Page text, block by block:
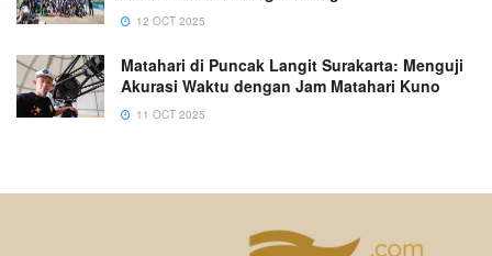
12 OCT 2025
Matahari di Puncak Langit Surakarta: Menguji
Akurasi Waktu dengan Jam Matahari Kuno
11 OCT 2025